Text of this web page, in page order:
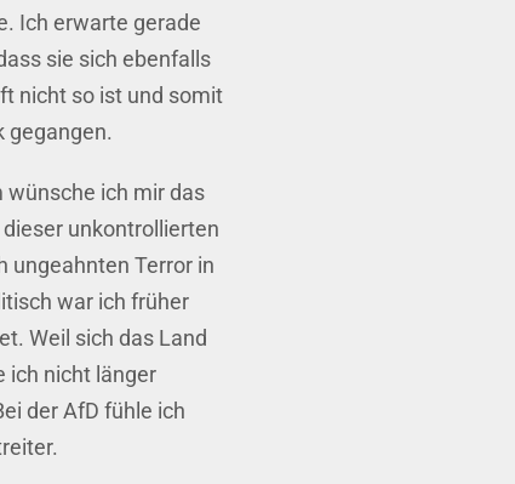
Ich erwarte gerade
sie sich ebenfalls
nicht so ist und somit
gegangen.
wünsche ich mir das
unkontrollierten
ungeahnten Terror in
war ich früher
Weil sich das Land
ich nicht länger
der AfD fühle ich